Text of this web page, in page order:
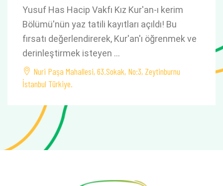
Yusuf Has Hacip Vakfı Kız Kur'an-ı kerim
Bölümü'nün yaz tatili kayıtları açıldı! Bu
fırsatı değerlendirerek, Kur'an'ı öğrenmek ve
derinleştirmek isteyen …
Nuri Paşa Mahallesi, 63.Sokak, No:3, Zeytinburnu
İstanbul Türkiye.